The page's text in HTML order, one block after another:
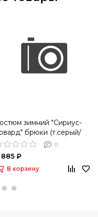
зимний "Сириус-
брюки (т.серый/
лимонный)
0
885 ₽
В корзину